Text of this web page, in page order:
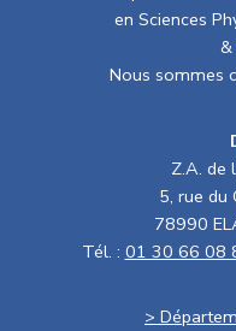
en Sciences
Nous sommes
Z.A. de
5, rue du
78990
Tél. : 01 30 66 08
>